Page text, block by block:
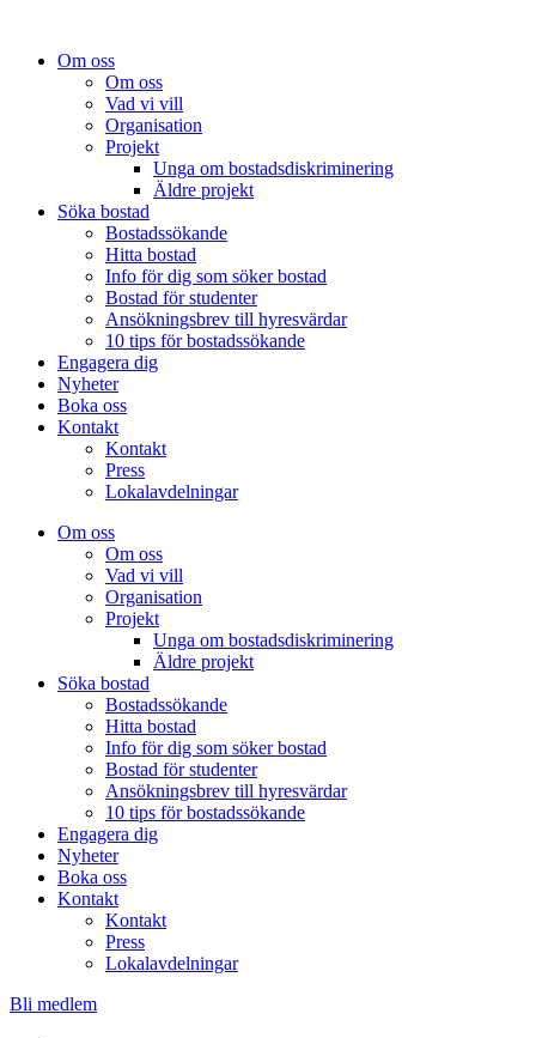
Om oss
Om oss
Vad vi vill
Organisation
Projekt
Unga om bostadsdiskriminering
Äldre projekt
Söka bostad
Bostadssökande
Hitta bostad
Info för dig som söker bostad
Bostad för studenter
Ansökningsbrev till hyresvärdar
10 tips för bostadssökande
Engagera dig
Nyheter
Boka oss
Kontakt
Kontakt
Press
Lokalavdelningar
Om oss
Om oss
Vad vi vill
Organisation
Projekt
Unga om bostadsdiskriminering
Äldre projekt
Söka bostad
Bostadssökande
Hitta bostad
Info för dig som söker bostad
Bostad för studenter
Ansökningsbrev till hyresvärdar
10 tips för bostadssökande
Engagera dig
Nyheter
Boka oss
Kontakt
Kontakt
Press
Lokalavdelningar
Bli medlem